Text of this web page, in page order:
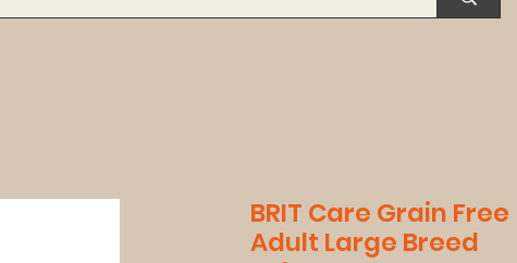
BRIT Care Grain Free
Adult Large Breed